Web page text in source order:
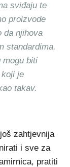
sviđaju te
proizvode
da njihova
standardima.
mogu biti
je
takav.
zahtjevnija
i sve za
pratiti